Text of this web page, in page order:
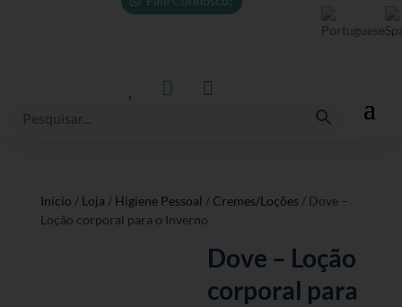
 
Início / Loja / Higiene Pessoal / Cremes/Loções / Dove –
Loção corporal para o Inverno
Dove – Loção
corporal para